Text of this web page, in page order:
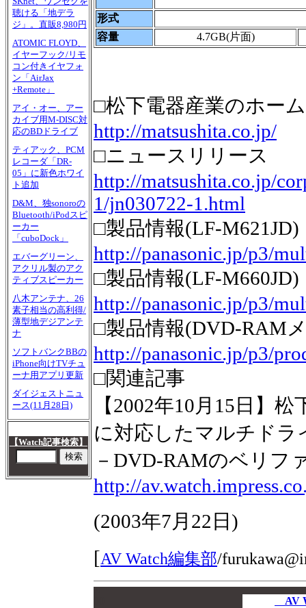
聴ける「地デラ
ジ」。直販8,980円
ATOMIC FLOYD、
イヤーフック/リモ
コン付きイヤフォ
ン「AirJax
+Remote」
アイ・オー、アー
カイブ用M-DISC対
応のBDドライブ
ティアック、PCM
レコーダ「DR-
05」に新色ホワイ
ト追加
D&M、独sonoroの
Bluetooth/iPodスピ
ーカー
「cuboDock」
エバーグリーン、
アクリル製のアク
ティブスピーカー
八木アンテナ、26
素子相当の高利得/
薄型地デジアンテ
ナ
ソフトバンクBBの
iPhone向けTVチュ
ーナ用アプリ更新
ダイジェストニュ
ース(11月28日)
【Watch記事検索】
形式
容量
4.7GB(片面)
□松下電器産業のホー
http://matsushita.co.jp/
□ニュースリリース
http://matsushita.co.jp/
1/jn030722-1.html
□製品情報(LF-M621JD)
http://panasonic.jp/p3/
□製品情報(LF-M660JD)
http://panasonic.jp/p3/
□製品情報(DVD-RAM
http://panasonic.jp/p3/
□関連記事
【2002年10月15日】
に対応したマルチドラ
－DVD-RAMのベリフ
http://
(2003年7月22日 )
[AV Watch編集部/
AV